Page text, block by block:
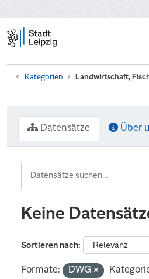
Kategorien Landwirtschaft,
Datensätze Über
Keine
Sortieren nach
Formate: DWG